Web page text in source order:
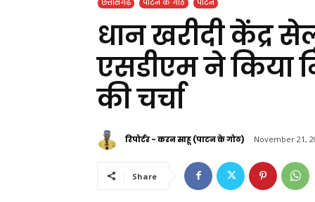
छत्तीसगढ़ पाटन के गोठ पाटन
धान खरीदी केंद्र
एसडीएम ने किया
की चर्चा
रिपोर्टर - करन साहू (पाटन के गोठ) November 21,
Share